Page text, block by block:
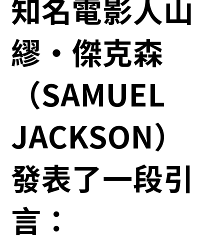
知名電影人山
繆・傑克森
（SAMUEL
JACKSON）
發表了一段引
言：